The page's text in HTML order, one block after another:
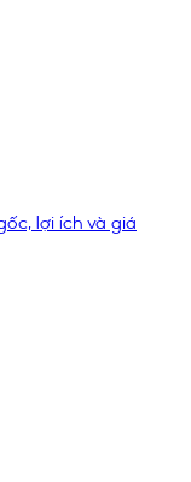
lợi ích và giá